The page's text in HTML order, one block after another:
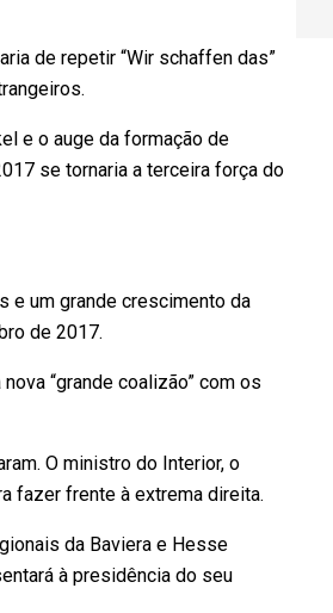
de repetir “Wir schaffen das”
e o auge da formação de
se tornaria a terceira força do
e um grande crescimento da
de 2017.
“grande coalizão” com os
O ministro do Interior, o
fazer frente à extrema direita.
da Baviera e Hesse
à presidência do seu